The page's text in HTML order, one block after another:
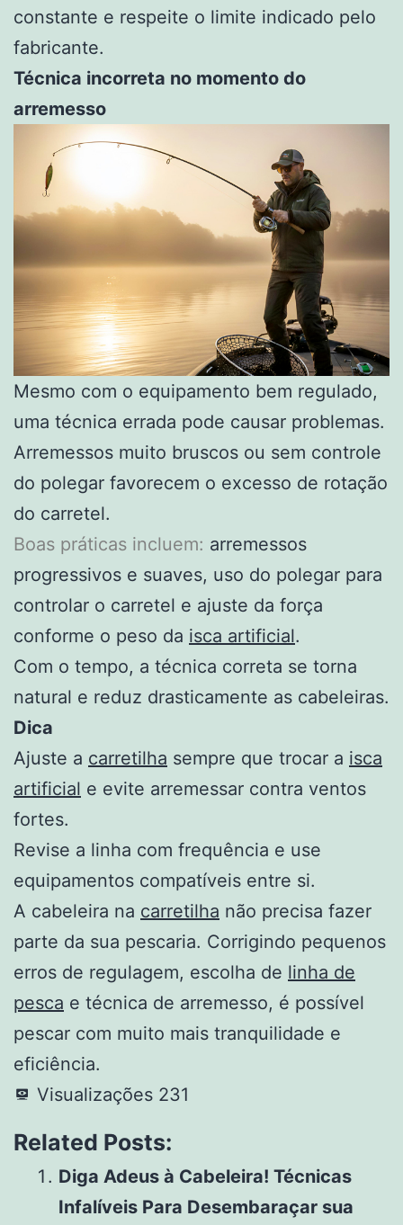
constante e respeite o limite indicado pelo
fabricante.
Técnica incorreta no momento do
arremesso
Mesmo com o equipamento bem regulado,
uma técnica errada pode causar problemas.
Arremessos muito bruscos ou sem controle
do polegar favorecem o excesso de rotação
do carretel.
Boas práticas incluem: arremessos
progressivos e suaves, uso do polegar para
controlar o carretel e ajuste da força
conforme o peso da isca artificial.
Com o tempo, a técnica correta se torna
natural e reduz drasticamente as cabeleiras.
Dica
Ajuste a carretilha sempre que trocar a isca
artificial e evite arremessar contra ventos
fortes.
Revise a linha com frequência e use
equipamentos compatíveis entre si.
A cabeleira na carretilha não precisa fazer
parte da sua pescaria. Corrigindo pequenos
erros de regulagem, escolha de linha de
pesca e técnica de arremesso, é possível
pescar com muito mais tranquilidade e
eficiência.
Visualizações 231
Related Posts:
Diga Adeus à Cabeleira! Técnicas
Infalíveis Para Desembaraçar sua